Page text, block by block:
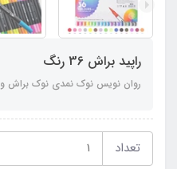
راپید براش 36 رنگ
روان نویس نوک نمدی نوک براش و 0.4 میل پایه آب
تعداد